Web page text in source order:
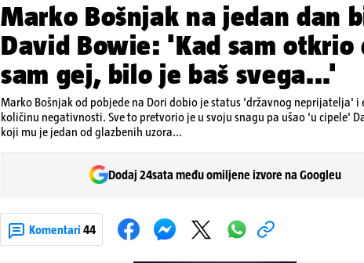
Marko Bošnjak na jedan dan
David Bowie: 'Kad sam otkrio
sam gej, bilo je baš svega...'
Marko Bošnjak od pobjede na Dori dobio je status 'državnog neprijatelja' i
količinu negativnosti. Sve to pretvorio je u svoju snagu pa ušao 'u cipele'
koji mu je jedan od glazbenih uzora...
Dodaj 24sata među omiljene izvore na Googleu
Komentari 44